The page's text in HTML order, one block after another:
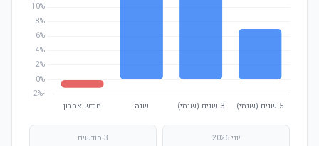
יוני 2026 3 חודשים